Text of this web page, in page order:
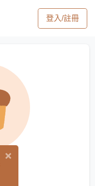
登入/註冊
×